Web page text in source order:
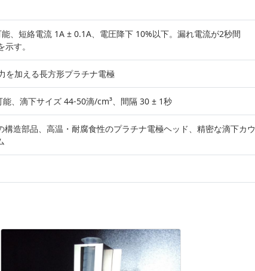
、短絡電流 1A ± 0.1A、電圧降下 10%以下。漏れ電流が2秒間
す。
を加える長方形プラチナ電極
、滴下サイズ 44-50滴/cm³、間隔 30 ± 1秒
構造部品、高温・耐腐食性のプラチナ電極ヘッド、精密な滴下カウ